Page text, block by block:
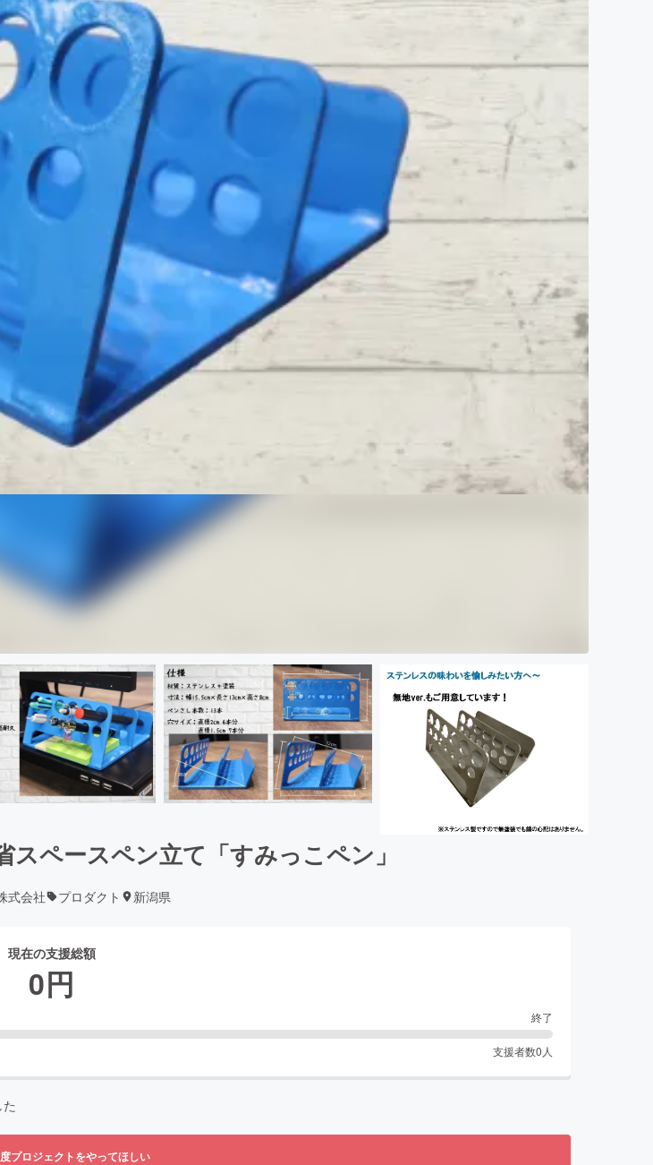
ペースペン立て「すみっこペン」
式会社 プロダクト 新潟県
現在の支援総額
0円
終了
支援者数0 人
プロジェクトをやってほしい